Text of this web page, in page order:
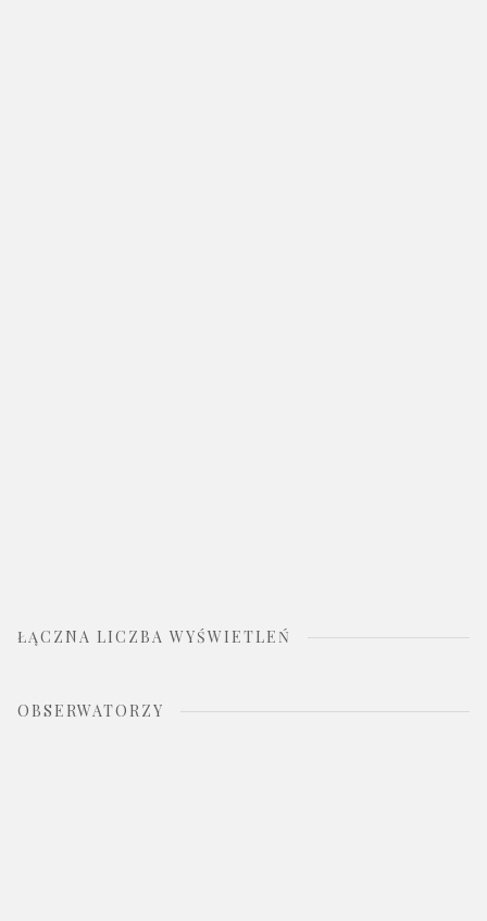
ŁĄCZNA LICZBA WYŚWIETLEŃ
OBSERWATORZY